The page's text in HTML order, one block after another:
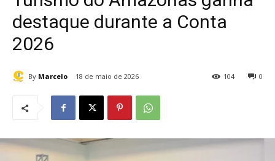
destaque durante a Conta
2026
By Marcelo 18 de maio de 2026 0
104